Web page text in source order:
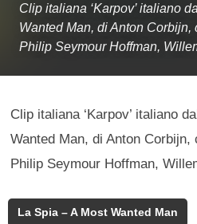
Clip italiana ‘Karpov’ italiano
Wanted Man, di Anton Corbijn,
Philip Seymour Hoffman,
Clip italiana ‘Karpov’ italiano
Wanted Man, di Anton
Philip Seymour Hoffman,
La Spia – A Most Wanted Man